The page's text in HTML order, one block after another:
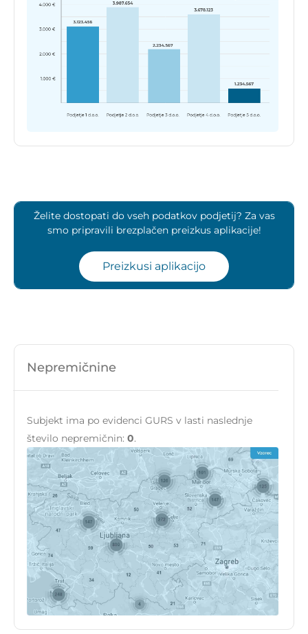
Želite dostopati do vseh podatkov podjetij? Za vas
smo pripravili brezplačen preizkus aplikacije!
Preizkusi aplikacijo
Nepremičnine
Subjekt ima po evidenci GURS v lasti naslednje
število nepremičnin: 0.